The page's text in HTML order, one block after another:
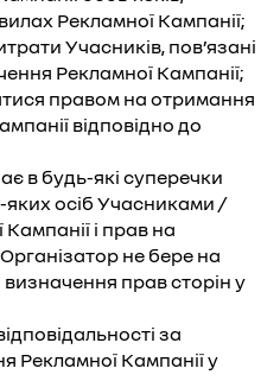
Рекламної Кампанії;
Учасників, пов’язані
Рекламної Кампанії;
правом на отримання
відповідно до
в будь-які суперечки
осіб Учасниками /
і прав на
не бере на
визначення прав сторін у
за
Рекламної Кампанії у